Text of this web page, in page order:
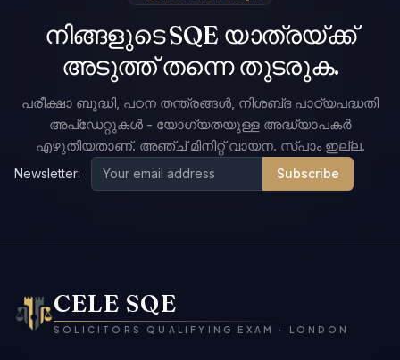
നിങ്ങളുടെ SQE യാത്രയ്ക്ക്
അടുത്ത് തന്നെ തുടരുക.
പരീക്ഷാ ബുദ്ധി, പഠന തന്ത്രങ്ങൾ, നിശബ്‌ദ പാഠ്യപദ്ധതി
അപ്‌ഡേറ്റുകൾ - യോഗ്യതയുള്ള അദ്ധ്യാപകർ
എഴുതിയതാണ്. അഞ്ച് മിനിറ്റ് വായന. സ്പാം ഇല്ല.
Newsletter: Subscribe
CELE SQE
SOLICITORS QUALIFYING EXAM · LONDON